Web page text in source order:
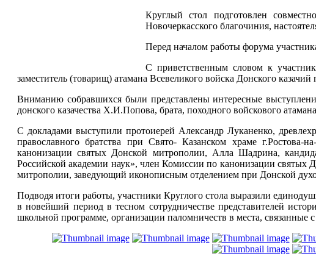
Круглый стол подготовлен
Новочеркасского благочиния,
Перед началом работы форума
С приветственным словом к
заместитель (товарищ) атамана Всевеликого войска Донского
Вниманию собравшихся были представлены интересные
донского казачества Х.И.Попова, брата, походного войскового
С докладами выступили протоиерей Александр Луканенко,
православного братства при Свято- Казанском храме
канонизации святых Донской митрополии, Алла Шадрина,
Российской академии наук», член Комиссии по канонизации святых
митрополии, заведующий иконописным отделением при Донской
Подводя итоги работы, участники Круглого стола выразили
в новейший период в тесном сотрудничестве представителей
школьной программе, организации паломничеств в места, связанные